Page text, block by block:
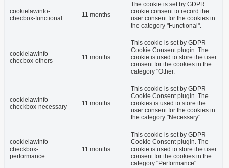
cookielawinfo-
checbox-functional
11 months
The cookie is set by GDPR
cookie consent to record the
user consent for the cookies in
the category "Functional".
cookielawinfo-
checbox-others
11 months
This cookie is set by GDPR
Cookie Consent plugin. The
cookie is used to store the user
consent for the cookies in the
category "Other.
cookielawinfo-
checkbox-necessary
11 months
This cookie is set by GDPR
Cookie Consent plugin. The
cookies is used to store the
user consent for the cookies in
the category "Necessary".
cookielawinfo-
checkbox-
performance
11 months
This cookie is set by GDPR
Cookie Consent plugin. The
cookie is used to store the user
consent for the cookies in the
category "Performance".